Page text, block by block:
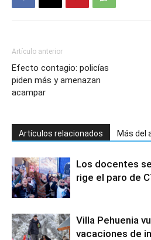
Artículo anterior
Efecto contagio: policías
piden más y amenazan
acampar
Artículos relacionados Más del
Los docentes
rige el paro de
Villa Pehuenia
vacaciones de